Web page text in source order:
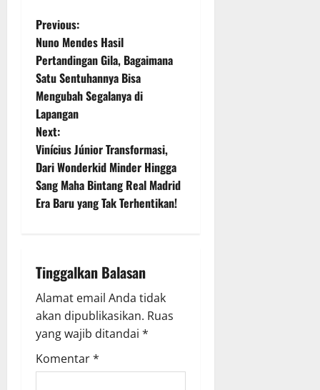
P
o
s
t
n
a
v
g
a
t
i
Previous:
Nuno Mendes Hasil
Pertandingan Gila, Bagaimana
Satu Sentuhannya Bisa
Mengubah Segalanya di
Lapangan
Next:
Vinícius Júnior Transformasi,
Dari Wonderkid Minder Hingga
Sang Maha Bintang Real Madrid
Era Baru yang Tak Terhentikan!
Tinggalkan Balasan
Alamat email Anda tidak
akan dipublikasikan. Ruas
yang wajib ditandai *
Komentar*